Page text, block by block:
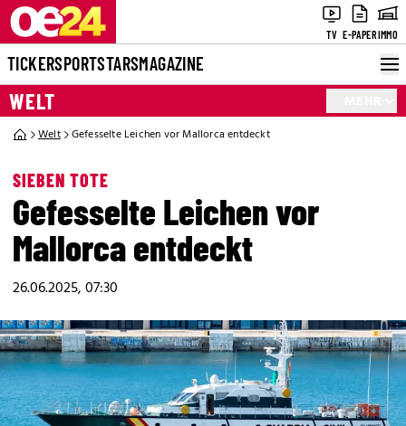
TV E-PAPERIMMO
TICKERSPORTSTARSMAGAZINE
WELT
Welt Gefesselte Leichen vor Mallorca entdeckt
SIEBEN TOTE
Gefesselte Leichen vor
Mallorca entdeckt
26.06.2025, 07:30